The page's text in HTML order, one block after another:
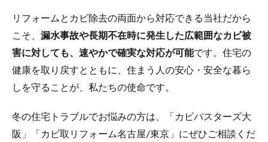
リフォームとカビ除去の両面から対応できる当社だから
こそ、 漏水事故や長期不在時に発生した広範囲なカビ被
害に対しても、速やかで確実な対応が可能です。住宅の
健康を取り戻すとともに、住まう人の安心・安全な暮ら
しを守ることが、私たちの使命です。
冬の住宅トラブルでお悩みの方は、「カビバスターズ大
阪」「カビ取リフォーム名古屋/東京」にぜひご相談くだ